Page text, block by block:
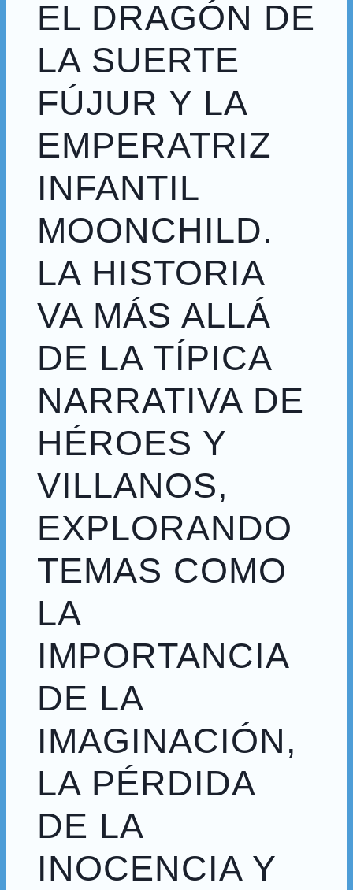
EL DRAGÓN DE
LA SUERTE
FÚJUR Y LA
EMPERATRIZ
INFANTIL
MOONCHILD.
LA HISTORIA
VA MÁS ALLÁ
DE LA TÍPICA
NARRATIVA DE
HÉROES Y
VILLANOS,
EXPLORANDO
TEMAS COMO
LA
IMPORTANCIA
DE LA
IMAGINACIÓN,
LA PÉRDIDA
DE LA
INOCENCIA Y